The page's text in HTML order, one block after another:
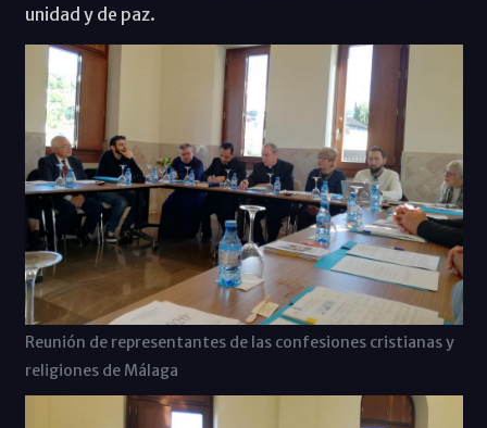
unidad y de paz.
Reunión de representantes de las confesiones cristianas y
religiones de Málaga